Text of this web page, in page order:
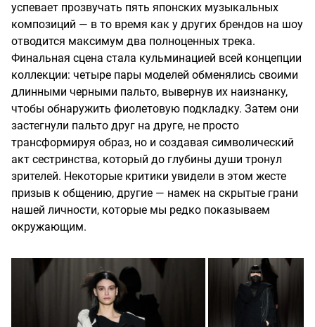
успевает прозвучать пять японских музыкальных
композиций — в то время как у других брендов на шоу
отводится максимум два полноценных трека.
Финальная сцена стала кульминацией всей концепции
коллекции: четыре пары моделей обменялись своими
длинными черными пальто, вывернув их наизнанку,
чтобы обнаружить фиолетовую подкладку. Затем они
застегнули пальто друг на друге, не просто
трансформируя образ, но и создавая символический
акт сестринства, который до глубины души тронул
зрителей. Некоторые критики увидели в этом жесте
призыв к общению, другие — намек на скрытые грани
нашей личности, которые мы редко показываем
окружающим.